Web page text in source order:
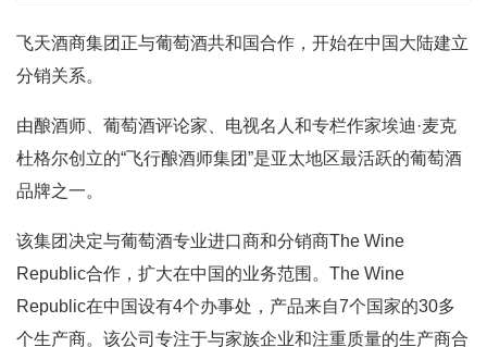
飞天酒商集团正与葡萄酒共和国合作，开始在中国大陆建立
分销关系。
由酿酒师、葡萄酒评论家、电视名人和专栏作家埃迪·麦克
杜格尔创立的“飞行酿酒师集团”是亚太地区最活跃的葡萄酒
品牌之一。
该集团决定与葡萄酒专业进口商和分销商The Wine
Republic合作，扩大在中国的业务范围。The Wine
Republic在中国设有4个办事处，产品来自7个国家的30多
个生产商。该公司专注于与家族企业和注重质量的生产商合